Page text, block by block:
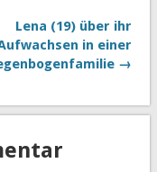
Lena (19) über ihr
in einer
→